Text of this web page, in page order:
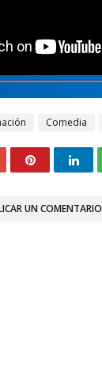
Comedia
UN COMENTARIO